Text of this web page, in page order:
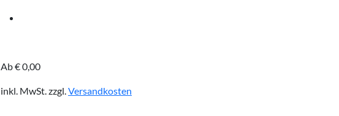
Ab€0,00
inkl. MwSt.zzgl.Versandkosten